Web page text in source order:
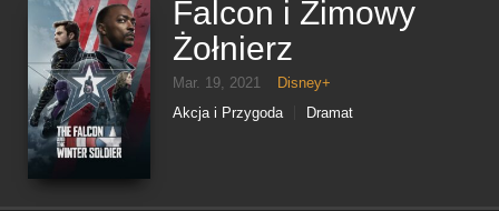
Falcon i Zimowy
Żołnierz
Mar. 19, 2021
Disney+
Akcja i Przygoda
Dramat